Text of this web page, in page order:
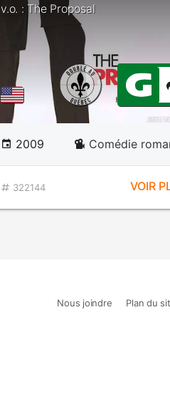
v.o. : The Proposal
2009 Comédie
322144 VOIR
Nous joindre Plan du